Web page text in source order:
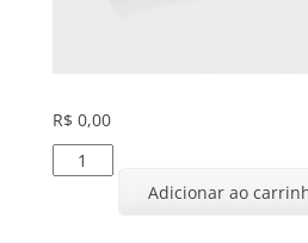
R$ 0,00
Transdutor
Linear
Adicionar ao